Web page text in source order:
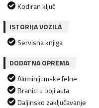
Kodiran ključ
ISTORIJA VOZILA
Servisna knjiga
DODATNA OPREMA
Aluminijumske felne
Branici u boji auta
Daljinsko zaključavanje